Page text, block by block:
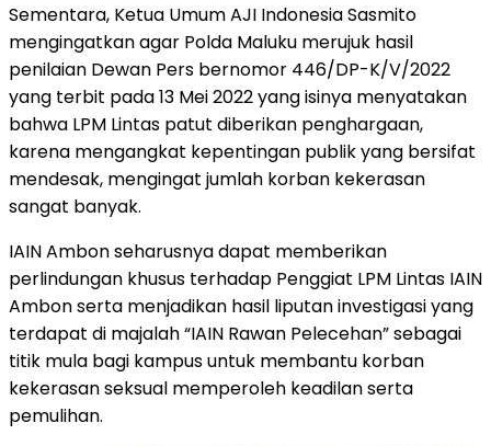
Sementara, Ketua Umum AJI Indonesia Sasmito
mengingatkan agar Polda Maluku merujuk hasil
penilaian Dewan Pers bernomor 446/DP-K/V/2022
yang terbit pada 13 Mei 2022 yang isinya menyatakan
bahwa LPM Lintas patut diberikan penghargaan,
karena mengangkat kepentingan publik yang bersifat
mendesak, mengingat jumlah korban kekerasan
sangat banyak.
IAIN Ambon seharusnya dapat memberikan
perlindungan khusus terhadap Penggiat LPM Lintas IAIN
Ambon serta menjadikan hasil liputan investigasi yang
terdapat di majalah “IAIN Rawan Pelecehan” sebagai
titik mula bagi kampus untuk membantu korban
kekerasan seksual memperoleh keadilan serta
pemulihan.